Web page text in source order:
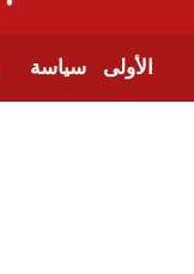
الأولى سياسة